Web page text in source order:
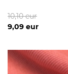
9,09 eur
10,10eur